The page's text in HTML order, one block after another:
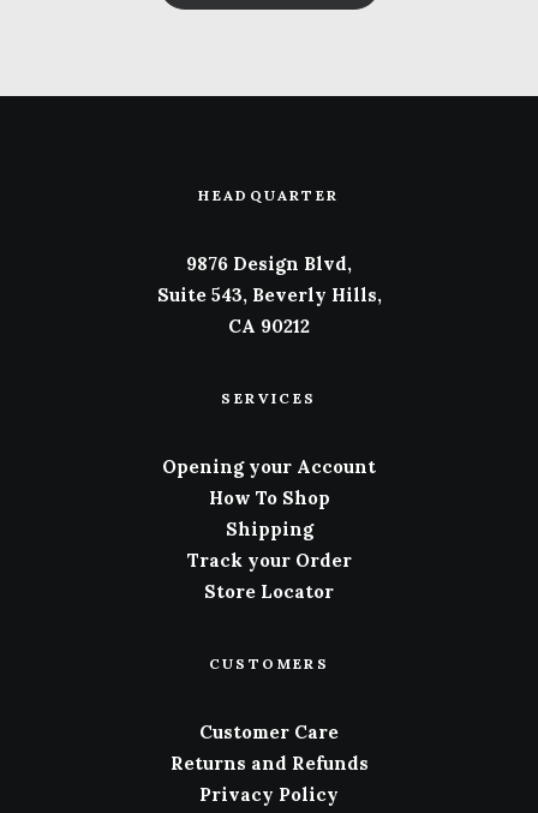
HEADQUARTER
9876 Design Blvd,
Suite 543, Beverly Hills,
CA 90212
SERVICES
Opening your Account
How To Shop
Shipping
Track your Order
Store Locator
CUSTOMERS
Customer Care
Returns and Refunds
Privacy Policy